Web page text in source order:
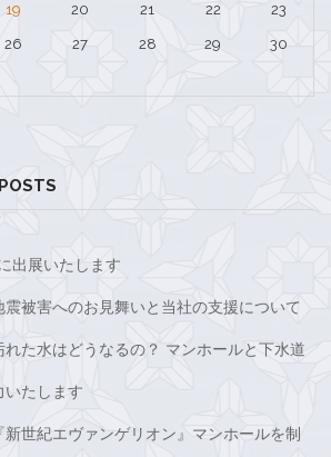
19 20 21 22 23
26 27 28 29 30
出展いたします
被害へのお見舞いと当社の支援について
れた水はどうなるの？ マンホールと下水道
いたします
世紀エヴァンゲリオン』マンホールを制